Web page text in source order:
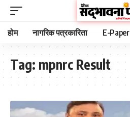
होम नागरिक पत्रकारिता E-Paper
Tag: mpnrc Result